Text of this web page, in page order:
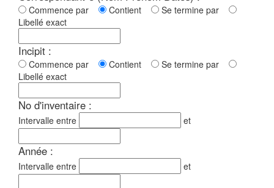
Commence par Contient
Se termine par
Libellé exact
Incipit :
Commence par Contient
Se termine par
Libellé exact
No d'inventaire :
Intervalle entre et
Année :
Intervalle entre et